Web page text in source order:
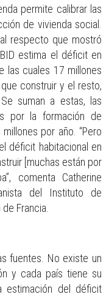
permite calibrar las
de vivienda social.
respecto que mostró
estima el déficit en
las cuales 17 millones
construir y el resto,
suman a estas, las
por la formación de
por año. “Pero
déficit habitacional en
[muchas están por
comenta Catherine
del Instituto de
Francia.
fuentes. No existe un
y cada país tiene su
estimación del déficit